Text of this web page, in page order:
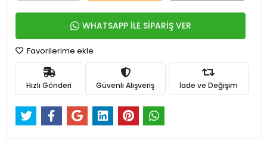
WHATSAPP İLE SİPARİŞ VER
Favorilerime ekle
Hızlı Gönderi Güvenli Alışveriş İade ve Değişim